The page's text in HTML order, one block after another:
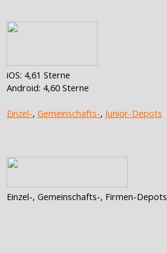
iOS: 4,61 Sterne
Android: 4,60 Sterne
Einzel-, Gemeinschafts-, Junior-Depots
Einzel-, Gemeinschafts-, Firmen-Depots